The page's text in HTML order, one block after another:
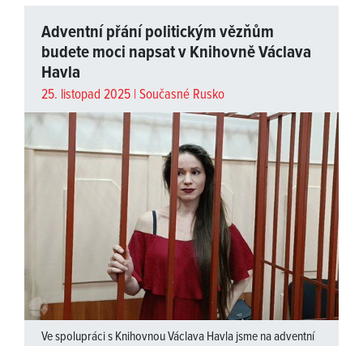
Adventní přání politickým vězňům
budete moci napsat v Knihovně Václava
Havla
25. listopad 2025 |Současné Rusko
Ve spolupráci s Knihovnou Václava Havla jsme na adventní